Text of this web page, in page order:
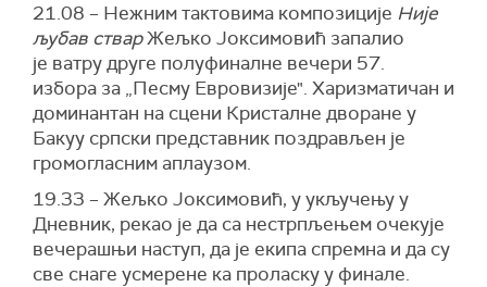
21.08 – Нежним тактовима композиције Није
љубав стварЖељко Јоксимовић запалио
је ватру друге полуфиналне вечери 57.
избора за „Песму Евровизије". Харизматичан и
доминантан на сцени Кристалне дворане у
Бакуу српски представник поздрављен је
громогласним аплаузом.
19.33 – Жељко Јоксимовић, у укључењу у
Дневник, рекао је да са нестрпљењем очекује
вечерашњи наступ, да је екипа спремна и да су
све снаге усмерене ка проласку у финале.